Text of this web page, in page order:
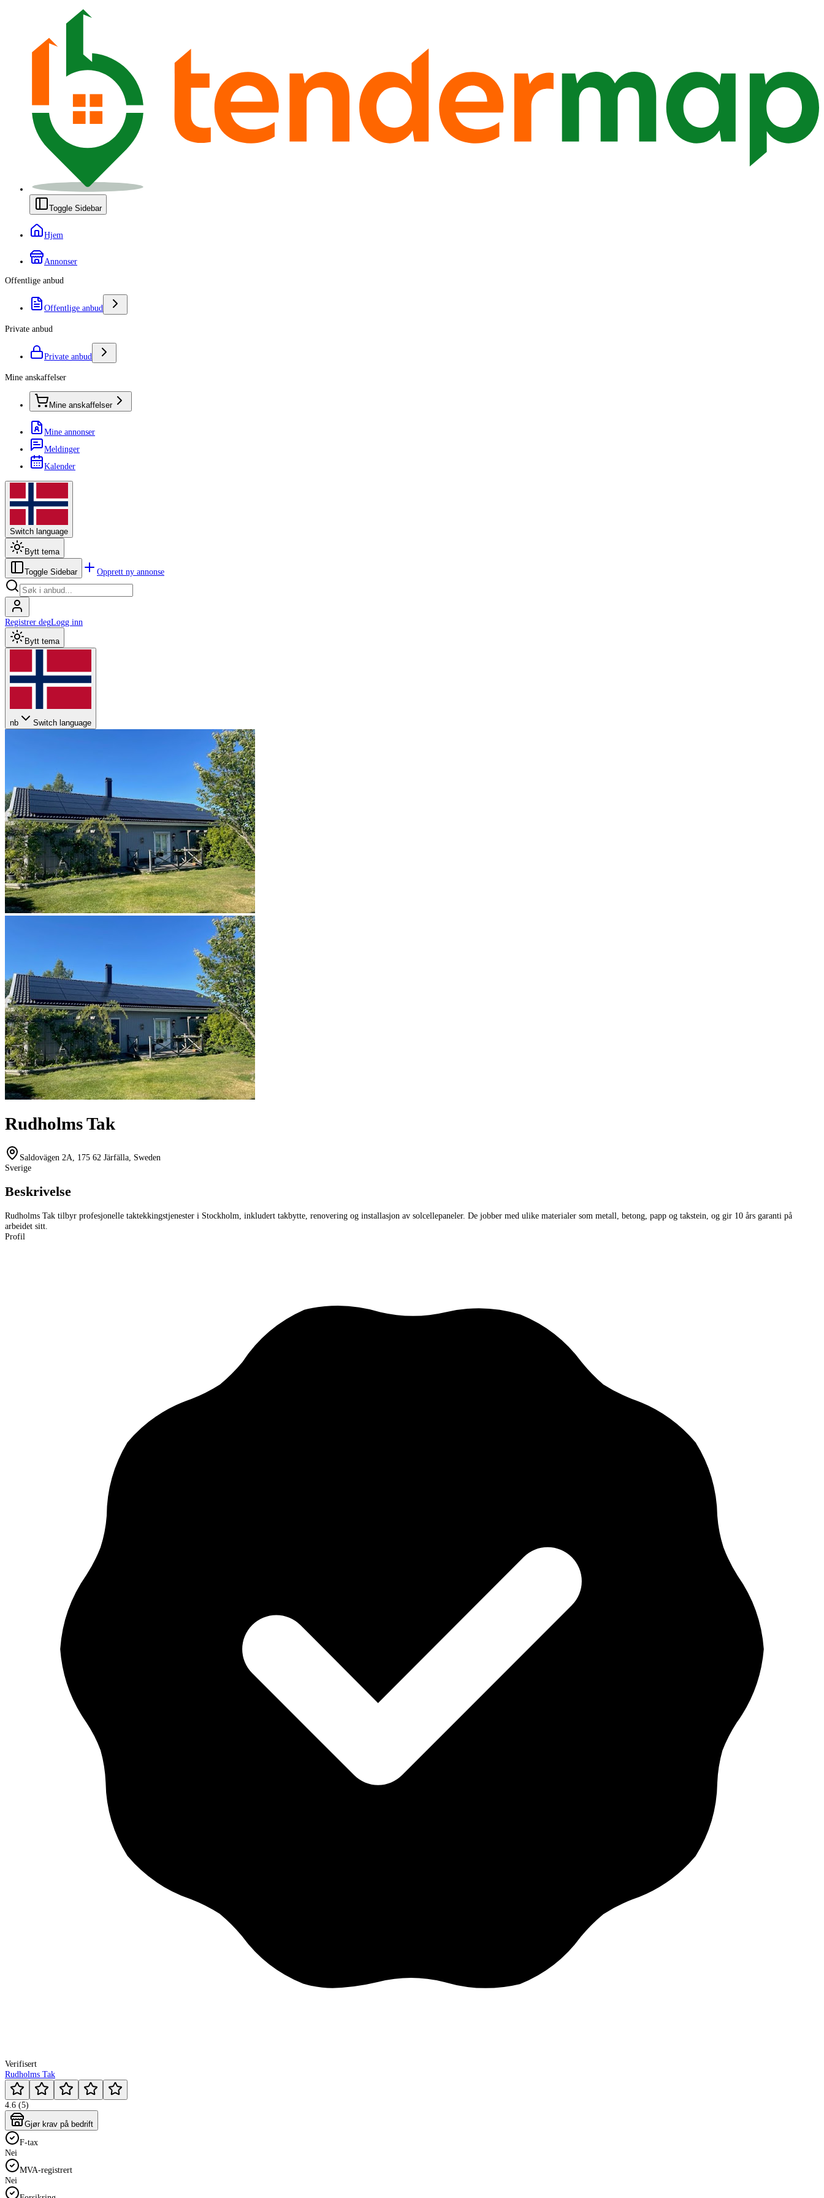
Toggle Sidebar
Hjem
Annonser
Offentlige anbud
Offentlige anbud
Private anbud
Private anbud
Mine anskaffelser
Mine anskaffelser
Mine annonser
Meldinger
Kalender
Switch language
Bytt tema
Toggle Sidebar Opprett ny annonse
Registrer degLogg inn
Bytt tema
nb Switch language
Rudholms Tak
Saldovägen 2A, 175 62 Järfälla, Sweden
Sverige
Beskrivelse
Rudholms Tak tilbyr profesjonelle taktekkingstjenester i Stockholm, inkludert takbytte, renovering og installasjon av solcellepaneler. De jobber med ulike materialer som metall, betong, papp og takstein, og gir 10 års garanti på
arbeidet sitt.
Profil
Verifisert
Rudholms Tak
4.6 (5)
Gjør krav på bedrift
F-tax
Nei
MVA-registrert
Nei